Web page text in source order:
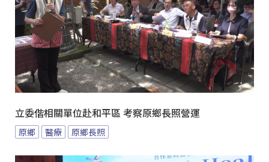
立委偕相關單位赴和平區 考察原鄉長照營運
原鄉 醫療 原鄉長照